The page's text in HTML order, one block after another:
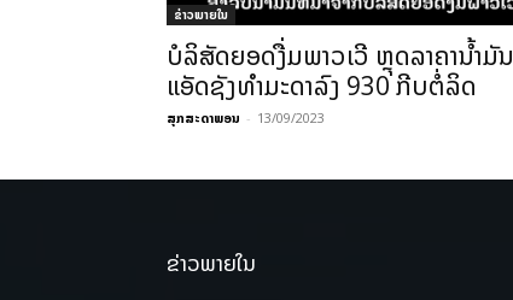
ຂ່າວພາຍ​ໃນ
ບໍລິສັດຍອດງື່ມພາວເວີ ຫຼຸດລາຄານໍ້າມັນ
ແອັດຊັງທຳມະດາລົງ 930 ກີບຕໍ່ລິດ
ສຸກສະດາພອນ - 13/09/2023
ຂ່າວພາຍໃນ